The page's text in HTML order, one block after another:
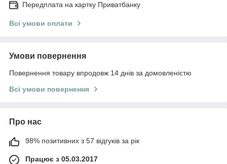
Передплата на картку Приватбанку
Всі умови оплати
Умови повернення
Повернення товару впродовж 14 днів за домовленістю
Всі умови повернення
Про нас
98% позитивних з 57 відгуків за рік
Працює з 05.03.2017